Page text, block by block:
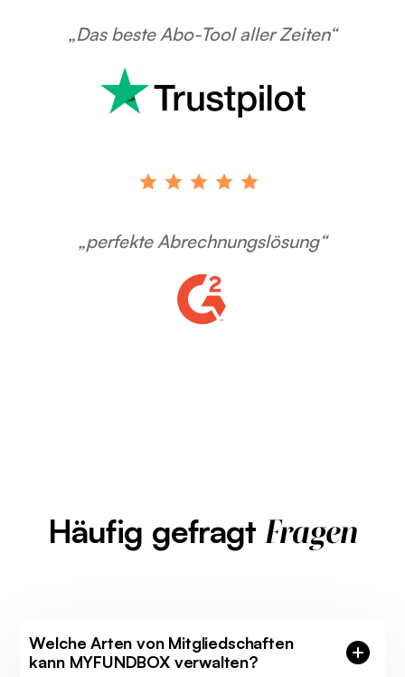
„Das beste Abo-Tool aller Zeiten“
„perfekte Abrechnungslösung“
Häufig gefragt Fragen
Welche Arten von Mitgliedschaften
kann MYFUNDBOX verwalten?